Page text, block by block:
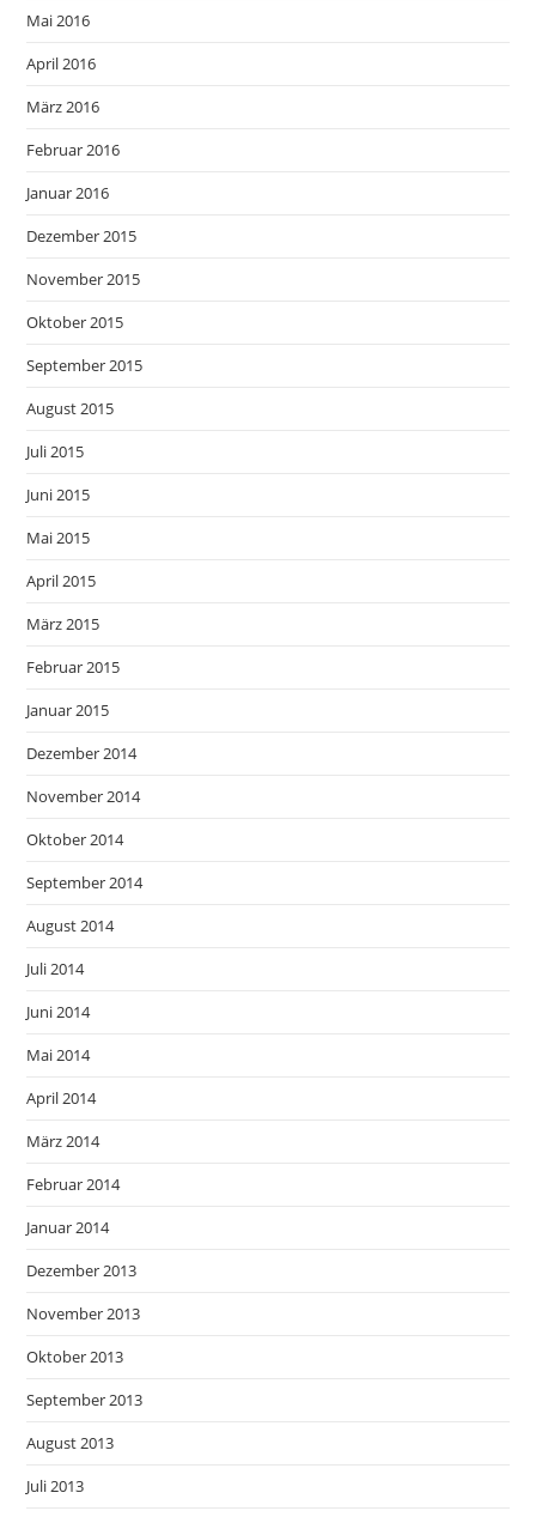
Mai 2016
April 2016
März 2016
Februar 2016
Januar 2016
Dezember 2015
November 2015
Oktober 2015
September 2015
August 2015
Juli 2015
Juni 2015
Mai 2015
April 2015
März 2015
Februar 2015
Januar 2015
Dezember 2014
November 2014
Oktober 2014
September 2014
August 2014
Juli 2014
Juni 2014
Mai 2014
April 2014
März 2014
Februar 2014
Januar 2014
Dezember 2013
November 2013
Oktober 2013
September 2013
August 2013
Juli 2013